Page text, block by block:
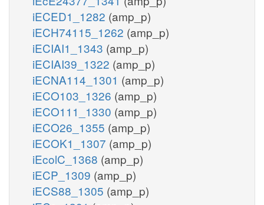
iECED1_1282 (amp_p)
iECH74115_1262 (amp_p)
iECIAI1_1343 (amp_p)
iECIAI39_1322 (amp_p)
iECNA114_1301 (amp_p)
iECO103_1326 (amp_p)
iECO111_1330 (amp_p)
iECO26_1355 (amp_p)
iECOK1_1307 (amp_p)
iEcolC_1368 (amp_p)
iECP_1309 (amp_p)
iECS88_1305 (amp_p)